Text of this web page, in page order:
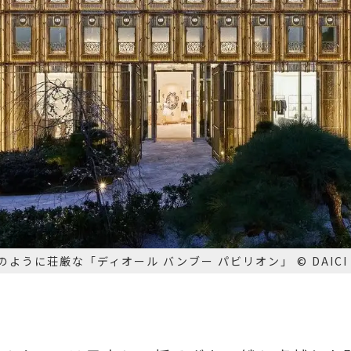
ように荘厳な「ディオール バンブー パビリオン」 © DAICI